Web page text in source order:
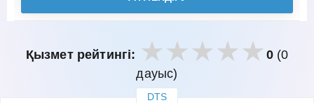
Қызмет рейтингі: 0(0
дауыс)
DTS